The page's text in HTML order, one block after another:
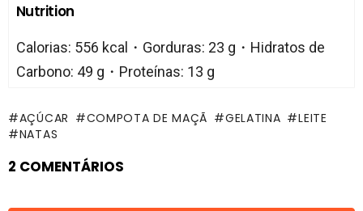
Nutrition
Calorias: 556 kcal・Gorduras: 23 g・Hidratos de
Carbono: 49 g・Proteínas: 13 g
AÇÚCAR COMPOTA DE MAÇÃ GELATINA
LEITE
NATAS
2 COMENTÁRIOS